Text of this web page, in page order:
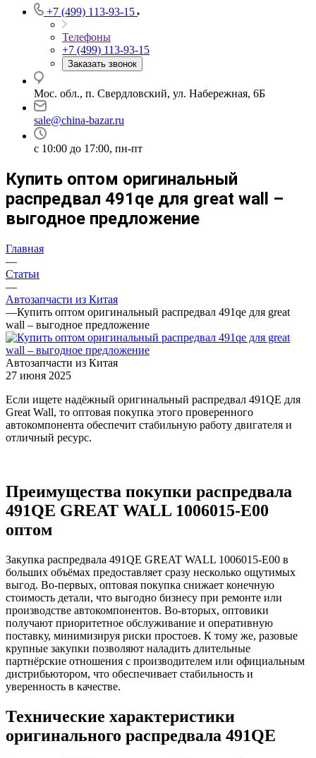
+7 (499) 113-93-15
Телефоны
+7 (499) 113-93-15
Заказать звонок
Мос. обл., п. Свердловский, ул. Набережная, 6Б
sale@china-bazar.ru
c 10:00 до 17:00, пн-пт
Купить оптом оригинальный
распредвал 491qe для great wall –
выгодное предложение
Главная
—
Статьи
—
Автозапчасти из Китая
—Купить оптом оригинальный распредвал 491qe для great
wall – выгодное предложение
Автозапчасти из Китая
27 июня 2025
Если ищете надёжный оригинальный распредвал 491QE для
Great Wall, то оптовая покупка этого проверенного
автокомпонента обеспечит стабильную работу двигателя и
отличный ресурс.
Преимущества покупки распредвала
491QE GREAT WALL 1006015-E00
оптом
Закупка распредвала 491QE GREAT WALL 1006015-E00 в
больших объёмах предоставляет сразу несколько ощутимых
выгод. Во-первых, оптовая покупка снижает конечную
стоимость детали, что выгодно бизнесу при ремонте или
производстве автокомпонентов. Во-вторых, оптовики
получают приоритетное обслуживание и оперативную
поставку, минимизируя риски простоев. К тому же, разовые
крупные закупки позволяют наладить длительные
партнёрские отношения с производителем или официальным
дистрибьютором, что обеспечивает стабильность и
уверенность в качестве.
Технические характеристики
оригинального распредвала 491QE